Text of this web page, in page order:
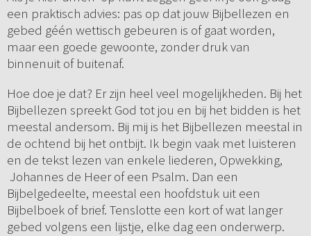
een praktisch advies: pas op dat jouw Bijbellezen en
gebed géén wettisch gebeuren is of gaat worden,
maar een goede gewoonte, zonder druk van
binnenuit of buitenaf.
Hoe doe je dat? Er zijn heel veel mogelijkheden. Bij het
Bijbellezen spreekt God tot jou en bij het bidden is het
meestal andersom. Bij mij is het Bijbellezen meestal in
de ochtend bij het ontbijt. Ik begin vaak met luisteren
en de tekst lezen van enkele liederen, Opwekking,
Johannes de Heer of een Psalm. Dan een
Bijbelgedeelte, meestal een hoofdstuk uit een
Bijbelboek of brief. Tenslotte een kort of wat langer
gebed volgens een lijstje, elke dag een onderwerp.